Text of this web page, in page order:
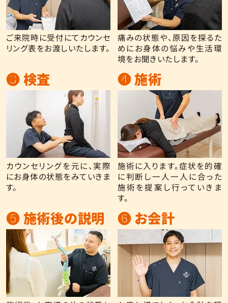
ご来院時に受付にてカウンセ
リング表をお渡しいたします。
痛みの状態や、原因を探るた
めにお身体の悩みや生活環
境をお聞きいたします。
❸ 検査
カウンセリングを元に、実際
にお身体の状態をみていきま
す。
❹ 施術
施術に入ります。症状を的確
に判断し一人一人に合った
施術を提案し行っていきま
す。
❺ 施術後の説明 ❻ お会計